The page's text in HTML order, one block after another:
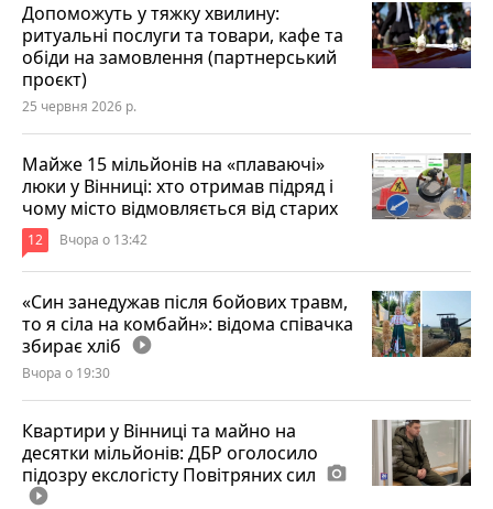
Допоможуть у тяжку хвилину:
ритуальні послуги та товари, кафе та
обіди на замовлення (партнерський
проєкт)
25 червня 2026 р.
Майже 15 мільйонів на «плаваючі»
люки у Вінниці: хто отримав підряд і
чому місто відмовляється від старих
12 Вчора о 13:42
«Син занедужав після бойових травм,
то я сіла на комбайн»: відома співачка
збирає хліб play_circle_filled
Вчора о 19:30
Квартири у Вінниці та майно на
десятки мільйонів: ДБР оголосило
підозру екслогісту Повітряних сил photo_camera
play_circle_filled